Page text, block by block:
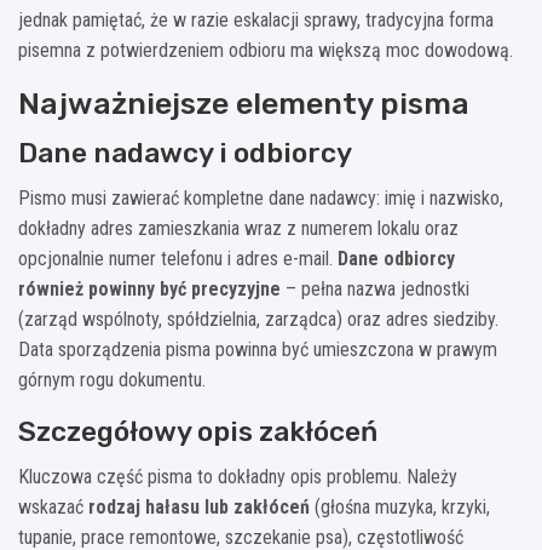
jednak pamiętać, że w razie eskalacji sprawy, tradycyjna forma
pisemna z potwierdzeniem odbioru ma większą moc dowodową.
Najważniejsze elementy pisma
Dane nadawcy i odbiorcy
Pismo musi zawierać kompletne dane nadawcy: imię i nazwisko,
dokładny adres zamieszkania wraz z numerem lokalu oraz
opcjonalnie numer telefonu i adres e-mail. Dane odbiorcy
również powinny być precyzyjne – pełna nazwa jednostki
(zarząd wspólnoty, spółdzielnia, zarządca) oraz adres siedziby.
Data sporządzenia pisma powinna być umieszczona w prawym
górnym rogu dokumentu.
Szczegółowy opis zakłóceń
Kluczowa część pisma to dokładny opis problemu. Należy
wskazać rodzaj hałasu lub zakłóceń (głośna muzyka, krzyki,
tupanie, prace remontowe, szczekanie psa), częstotliwość